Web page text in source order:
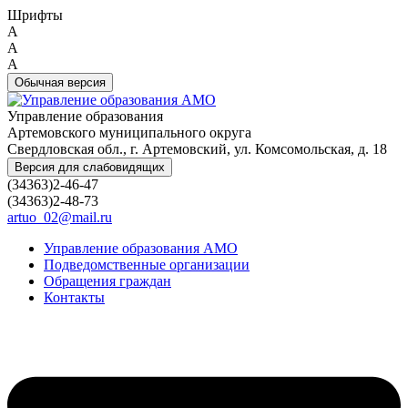
Шрифты
A
A
A
Обычная версия
Управление образования
Артемовского муниципального округа
Свердловская обл., г. Артемовский, ул. Комсомольская, д. 18
Версия для слабовидящих
(34363)2-46-47
(34363)2-48-73
artuo_02@mail.ru
Управление образования АМО
Подведомственные организации
Обращения граждан
Контакты